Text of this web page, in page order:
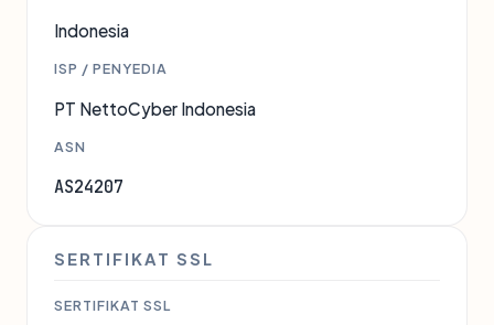
Indonesia
ISP / PENYEDIA
PT NettoCyber Indonesia
ASN
AS24207
SERTIFIKAT SSL
SERTIFIKAT SSL